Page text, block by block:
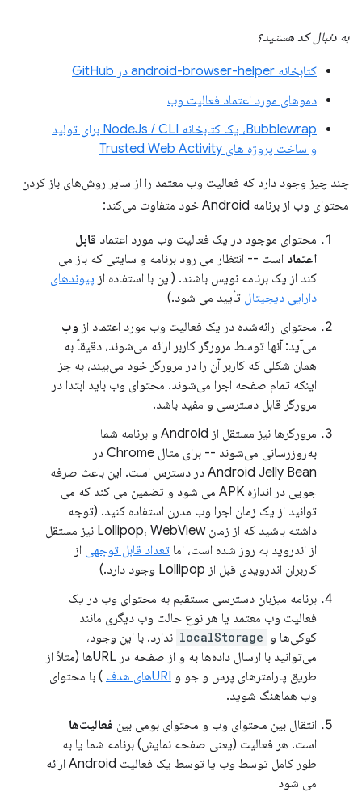
به دنبال کد هستید؟
کتابخانه android-browser-helper در GitHub
دموهای مورد اعتماد فعالیت وب
Bubblewrap، یک کتابخانه NodeJs / CLI برای تولید
و ساخت پروژه های Trusted Web Activity
چند چیز وجود دارد که فعالیت وب معتمد را از سایر روش‌های باز کردن
محتوای وب از برنامه Android خود متفاوت می‌کند:
محتوای موجود در یک فعالیت وب مورد اعتماد قابل
اعتماد است -- انتظار می رود برنامه و سایتی که باز می
کند از یک برنامه نویس باشند. (این با استفاده از پیوندهای
دارایی دیجیتال تأیید می شود.)
محتوای ارائه‌شده در یک فعالیت وب مورد اعتماد از وب
می‌آید: آنها توسط مرورگر کاربر ارائه می‌شوند، دقیقاً به
همان شکلی که کاربر آن را در مرورگر خود می‌بیند، به جز
اینکه تمام صفحه اجرا می‌شوند. محتوای وب باید ابتدا در
مرورگر قابل دسترسی و مفید باشد.
مرورگرها نیز مستقل از Android و برنامه شما
به‌روزرسانی می‌شوند -- برای مثال Chrome در
Android Jelly Bean در دسترس است. این باعث صرفه
جویی در اندازه APK می شود و تضمین می کند که می
توانید از یک زمان اجرا وب مدرن استفاده کنید. (توجه
داشته باشید که از زمان Lollipop، WebView نیز مستقل
از اندروید به روز شده است، اما تعداد قابل توجهی از
کاربران اندرویدی قبل از Lollipop وجود دارد.)
برنامه میزبان دسترسی مستقیم به محتوای وب در یک
فعالیت وب معتمد یا هر نوع حالت وب دیگری مانند
کوکی‌ها و localStorage ندارد. با این وجود،
می‌توانید با ارسال داده‌ها به و از صفحه در URLها (مثلاً از
طریق پارامترهای پرس و جو و URIهای هدف
) با محتوای
وب هماهنگ شوید.
انتقال بین محتوای وب و محتوای بومی بین فعالیت‌ها
است. هر فعالیت (یعنی صفحه نمایش) برنامه شما یا به
طور کامل توسط وب یا توسط یک فعالیت Android ارائه
می شود